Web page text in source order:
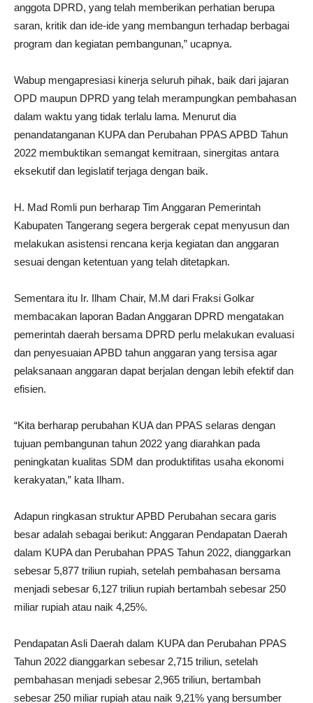
anggota DPRD, yang telah memberikan perhatian berupa
saran, kritik dan ide-ide yang membangun terhadap berbagai
program dan kegiatan pembangunan,” ucapnya.
Wabup mengapresiasi kinerja seluruh pihak, baik dari jajaran
OPD maupun DPRD yang telah merampungkan pembahasan
dalam waktu yang tidak terlalu lama. Menurut dia
penandatanganan KUPA dan Perubahan PPAS APBD Tahun
2022 membuktikan semangat kemitraan, sinergitas antara
eksekutif dan legislatif terjaga dengan baik.
H. Mad Romli pun berharap Tim Anggaran Pemerintah
Kabupaten Tangerang segera bergerak cepat menyusun dan
melakukan asistensi rencana kerja kegiatan dan anggaran
sesuai dengan ketentuan yang telah ditetapkan.
Sementara itu Ir. Ilham Chair, M.M dari Fraksi Golkar
membacakan laporan Badan Anggaran DPRD mengatakan
pemerintah daerah bersama DPRD perlu melakukan evaluasi
dan penyesuaian APBD tahun anggaran yang tersisa agar
pelaksanaan anggaran dapat berjalan dengan lebih efektif dan
efisien.
“Kita berharap perubahan KUA dan PPAS selaras dengan
tujuan pembangunan tahun 2022 yang diarahkan pada
peningkatan kualitas SDM dan produktifitas usaha ekonomi
kerakyatan,” kata Ilham.
Adapun ringkasan struktur APBD Perubahan secara garis
besar adalah sebagai berikut: Anggaran Pendapatan Daerah
dalam KUPA dan Perubahan PPAS Tahun 2022, dianggarkan
sebesar 5,877 triliun rupiah, setelah pembahasan bersama
menjadi sebesar 6,127 triliun rupiah bertambah sebesar 250
miliar rupiah atau naik 4,25%.
Pendapatan Asli Daerah dalam KUPA dan Perubahan PPAS
Tahun 2022 dianggarkan sebesar 2,715 triliun, setelah
pembahasan menjadi sebesar 2,965 triliun, bertambah
sebesar 250 miliar rupiah atau naik 9,21% yang bersumber